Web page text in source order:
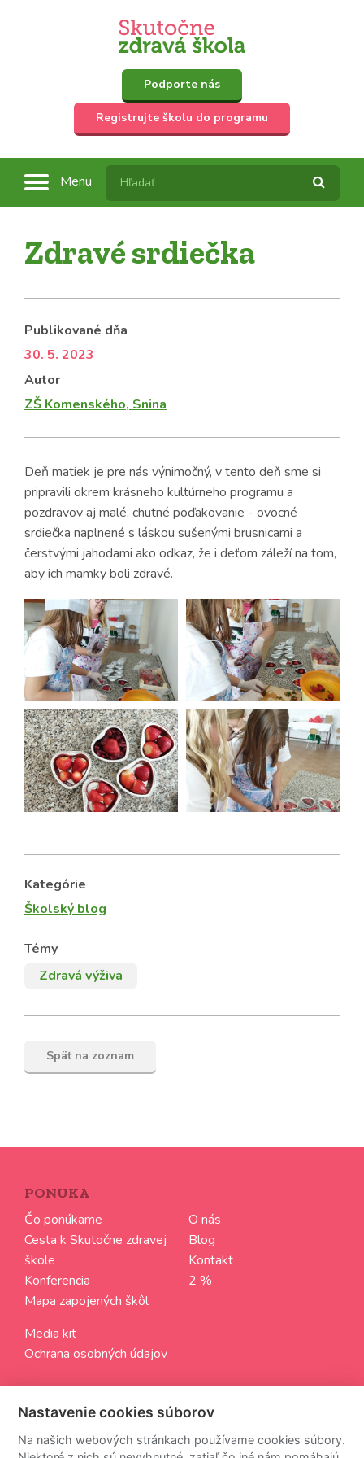
Podporte nás
Registrujte školu do programu
Menu
Zdravé srdiečka
Publikované dňa
30. 5. 2023
Autor
ZŠ Komenského, Snina
Deň matiek je pre nás výnimočný, v tento deň sme si
pripravili okrem krásneho kultúrneho programu a
pozdravov aj malé, chutné poďakovanie - ovocné
srdiečka naplnené s láskou sušenými brusnicami a
čerstvými jahodami ako odkaz, že i deťom záleží na tom,
aby ich mamky boli zdravé.
Kategórie
Školský blog
Témy
Zdravá výživa
Späť na zoznam
PONUKA
Čo ponúkame
Cesta k Skutočne zdravej
škole
Konferencia
Mapa zapojených škôl
O nás
Blog
Kontakt
2 %
Media kit
Ochrana osobných údajov
Nastavenie cookies súborov
Na našich webových stránkach používame cookies súbory.